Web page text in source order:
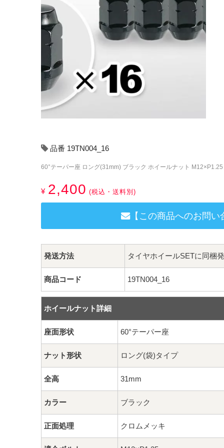
品番 19TN004_16
60°テーパー座 ロング(31mm) ブラック ホイールナット
¥ 2,400 (税込・送料別)
【この商品へのお問い
発送方法 タイヤホイールSETに同梱
商品コード 19TN004_16
ホイールナット詳細
座面形状 60°テーパー座
ナット形状 ロング(袋)タイプ
全高 31mm
カラー ブラック
正面処理 クロムメッキ